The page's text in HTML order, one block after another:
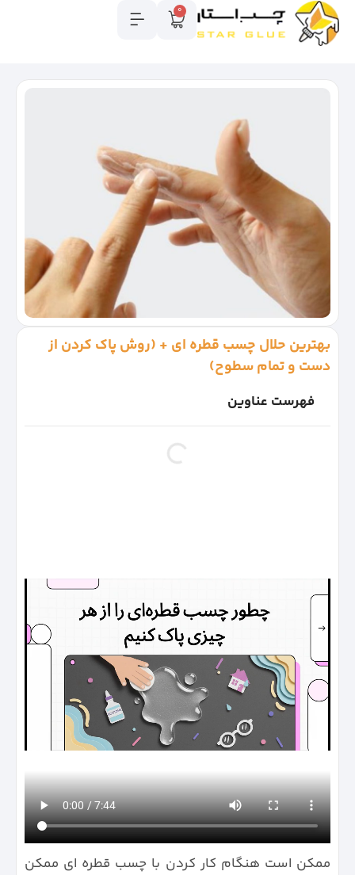
0
بهترین حلال چسب قطره ای + (روش پاک کردن از
دست و تمام سطوح)
فهرست عناوین
ممکن است هنگام کار کردن با چسب قطره‌ ای ممکن